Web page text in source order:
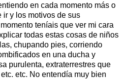
en cada momento más o
ir y los motivos de sus
teníais que ver mi cara
todas estas cosas de niños
chupando pies, corriendo
en una ducha y
purulenta, extraterrestres que
etc. No entendía muy bien